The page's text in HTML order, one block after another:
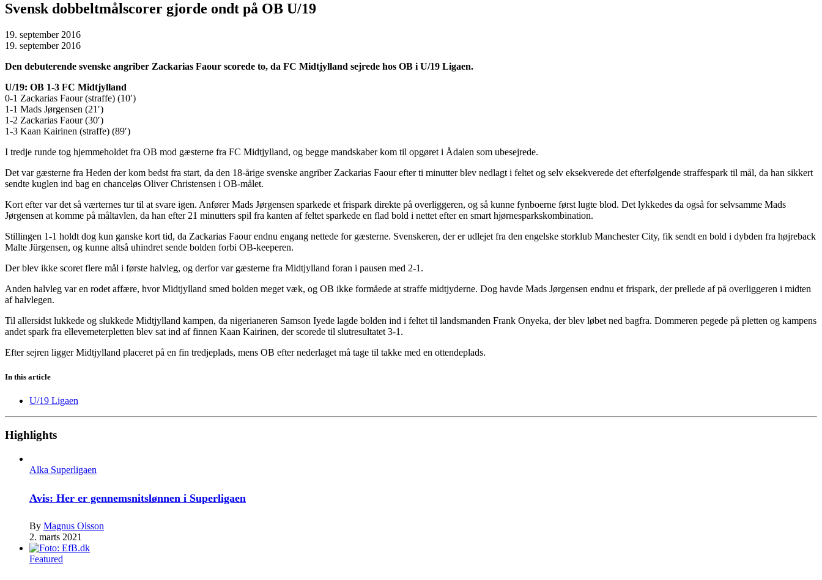
Svensk dobbeltmålscorer gjorde ondt på OB U/19
19. september 2016
19. september 2016
Den debuterende svenske angriber Zackarias Faour scorede to, da FC Midtjylland sejrede hos OB i U/19 Ligaen.
U/19: OB 1-3 FC Midtjylland
0-1 Zackarias Faour (straffe) (10′)
1-1 Mads Jørgensen (21′)
1-2 Zackarias Faour (30′)
1-3 Kaan Kairinen (straffe) (89′)
I tredje runde tog hjemmeholdet fra OB mod gæsterne fra FC Midtjylland, og begge mandskaber kom til opgøret i Ådalen som ubesejrede.
Det var gæsterne fra Heden der kom bedst fra start, da den 18-årige svenske angriber Zackarias Faour efter ti minutter blev nedlagt i feltet og selv eksekverede det efterfølgende straffespark til mål, da han sikkert
sendte kuglen ind bag en chanceløs Oliver Christensen i OB-målet.
Kort efter var det så værternes tur til at svare igen. Anfører Mads Jørgensen sparkede et frispark direkte på overliggeren, og så kunne fynboerne først lugte blod. Det lykkedes da også for selvsamme Mads
Jørgensen at komme på måltavlen, da han efter 21 minutters spil fra kanten af feltet sparkede en flad bold i nettet efter en smart hjørnesparkskombination.
Stillingen 1-1 holdt dog kun ganske kort tid, da Zackarias Faour endnu engang nettede for gæsterne. Svenskeren, der er udlejet fra den engelske storklub Manchester City, fik sendt en bold i dybden fra højreback
Malte Jürgensen, og kunne altså uhindret sende bolden forbi OB-keeperen.
Der blev ikke scoret flere mål i første halvleg, og derfor var gæsterne fra Midtjylland foran i pausen med 2-1.
Anden halvleg var en rodet affære, hvor Midtjylland smed bolden meget væk, og OB ikke formåede at straffe midtjyderne. Dog havde Mads Jørgensen endnu et frispark, der prellede af på overliggeren i midten
af halvlegen.
Til allersidst lukkede og slukkede Midtjylland kampen, da nigerianeren Samson Iyede lagde bolden ind i feltet til landsmanden Frank Onyeka, der blev løbet ned bagfra. Dommeren pegede på pletten og kampens
andet spark fra ellevemeterpletten blev sat ind af finnen Kaan Kairinen, der scorede til slutresultatet 3-1.
Efter sejren ligger Midtjylland placeret på en fin tredjeplads, mens OB efter nederlaget må tage til takke med en ottendeplads.
In this article
U/19 Ligaen
Highlights
Alka Superligaen
Avis: Her er gennemsnitslønnen i Superligaen
By Magnus Olsson
2. marts 2021
Featured